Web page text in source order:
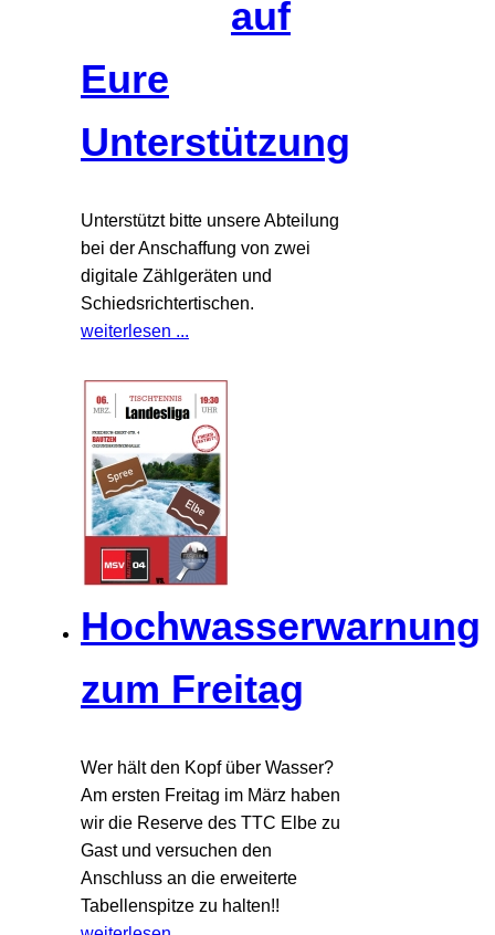
auf
Eure
Unterstützung
Unterstützt bitte unsere Abteilung
bei der Anschaffung von zwei
digitale Zählgeräten und
Schiedsrichtertischen.
weiterlesen ...
Hochwasserwarnung
zum Freitag
Wer hält den Kopf über Wasser?
Am ersten Freitag im März haben
wir die Reserve des TTC Elbe zu
Gast und versuchen den
Anschluss an die erweiterte
Tabellenspitze zu halten!!